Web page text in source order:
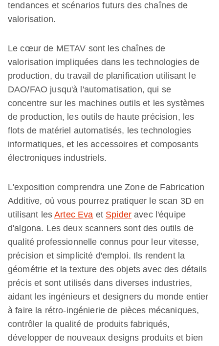
tendances et scénarios futurs des chaînes de
valorisation.
Le cœur de METAV sont les chaînes de
valorisation impliquées dans les technologies de
production, du travail de planification utilisant le
DAO/FAO jusqu'à l'automatisation, qui se
concentre sur les machines outils et les systèmes
de production, les outils de haute précision, les
flots de matériel automatisés, les technologies
informatiques, et les accessoires et composants
électroniques industriels.
L'exposition comprendra une Zone de Fabrication
Additive, où vous pourrez pratiquer le scan 3D en
utilisant lesArtec Eva et Spideravec l'équipe
d'algona. Les deux scanners sont des outils de
qualité professionnelle connus pour leur vitesse,
précision et simplicité d'emploi. Ils rendent la
géométrie et la texture des objets avec des détails
précis et sont utilisés dans diverses industries,
aidant les ingénieurs et designers du monde entier
à faire la rétro-ingénierie de pièces mécaniques,
contrôler la qualité de produits fabriqués,
développer de nouveaux designs produits et bien